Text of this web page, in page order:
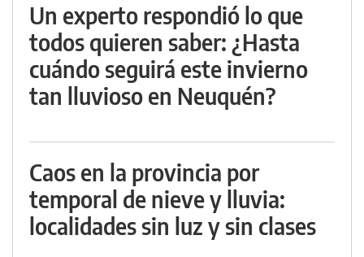
Un experto respondió lo que
todos quieren saber: ¿Hasta
cuándo seguirá este invierno
tan lluvioso en Neuquén?
Caos en la provincia por
temporal de nieve y lluvia:
localidades sin luz y sin clases